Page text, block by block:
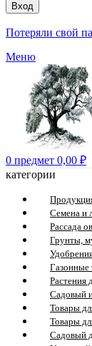
Вход
Потеряли свой
Меню
0 предмет 0,00 ₽
категории
Семена и
Рассада
Грунты,
Газонные
Растения
Садовый
Товары
Товары
Садовый